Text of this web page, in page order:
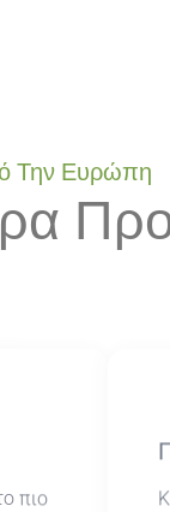
Την Ευρώπη
πιο